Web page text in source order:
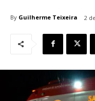
By Guilherme Teixeira 2